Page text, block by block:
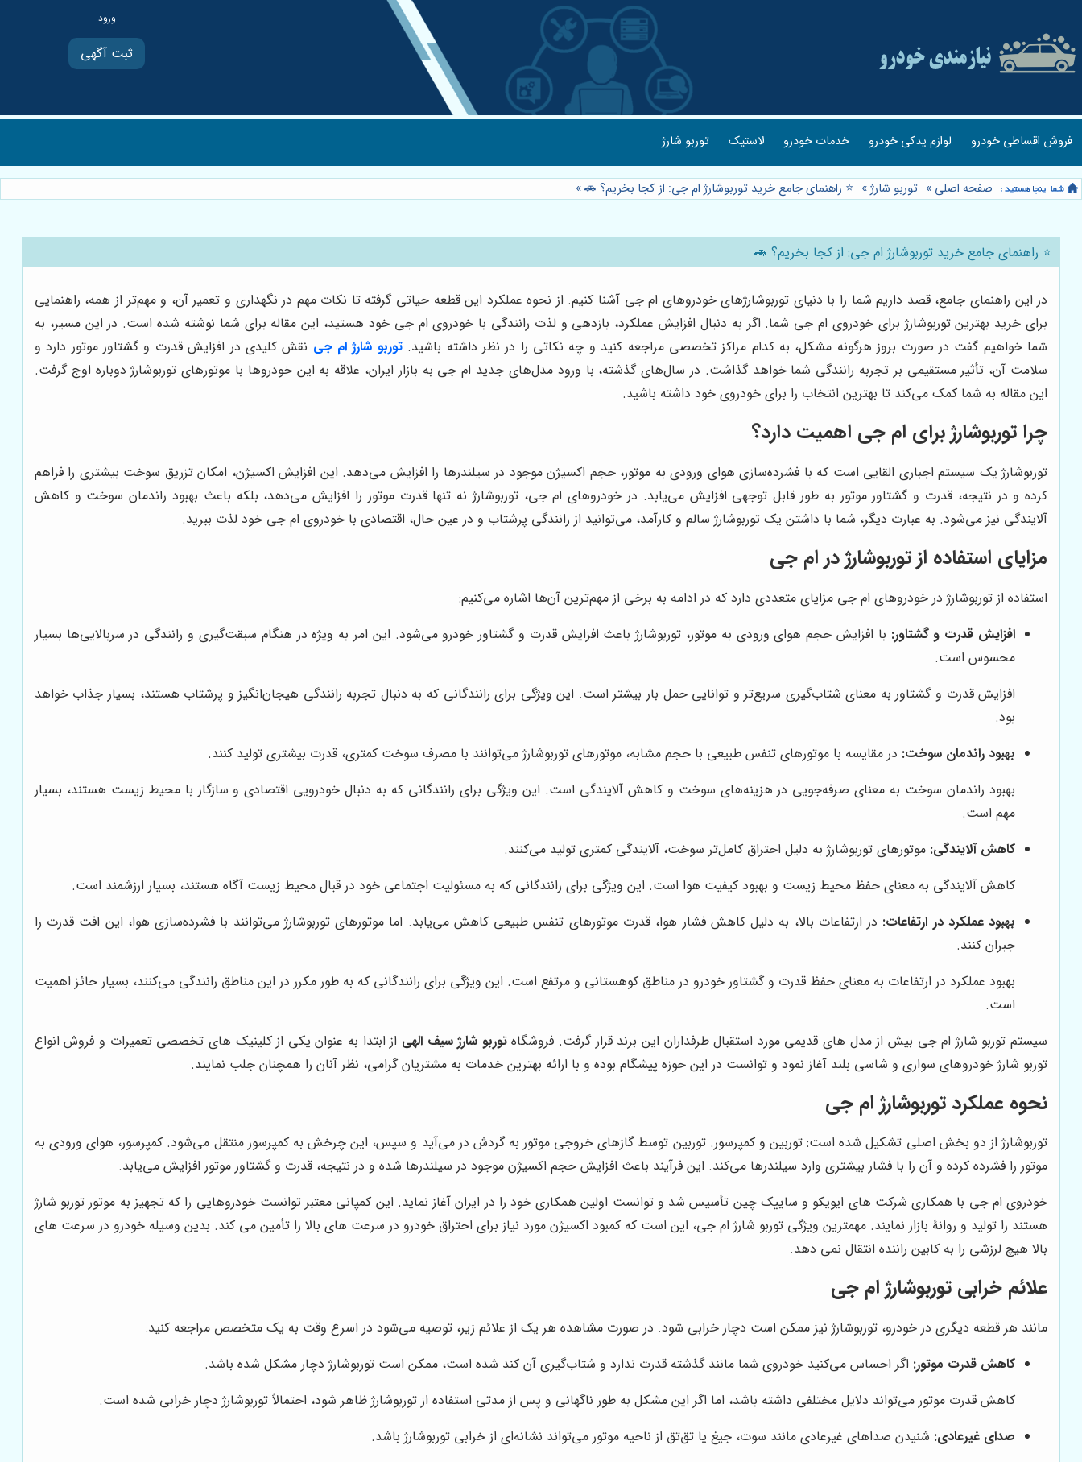
ثبت آگهی
فروش اقساطی خودرو لوازم یدکی خودرو خدمات خودرو لاستیک توربو شارژ
صفحه اصلی » توربو شارژ» ⭐️ راهنمای جامع خرید توربوشارژ ام جی: از کجا بخریم؟ 🚗»
⭐️ راهنمای جامع خرید توربوشارژ ام جی: از کجا بخریم؟ 🚗
در این راهنمای جامع، قصد داریم شما را با دنیای توربوشارژهای خودروهای ام جی آشنا کنیم. از نحوه عملکرد این قطعه حیاتی گرفته تا نکات مهم در نگهداری و تعمیر آن، و مهم‌تر از همه، راهنمایی
برای خرید بهترین توربوشارژ برای خودروی ام جی شما. اگر به دنبال افزایش عملکرد، بازدهی و لذت رانندگی با خودروی ام جی خود هستید، این مقاله برای شما نوشته شده است. در این مسیر، به
شما خواهیم گفت در صورت بروز هرگونه مشکل، به کدام مراکز تخصصی مراجعه کنید و چه نکاتی را در نظر داشته باشید.توربو شارژ ام جی نقش کلیدی در افزایش قدرت و گشتاور موتور دارد و
سلامت آن، تأثیر مستقیمی بر تجربه رانندگی شما خواهد گذاشت. در سال‌های گذشته، با ورود مدل‌های جدید ام جی به بازار ایران، علاقه به این خودروها با موتورهای توربوشارژ دوباره اوج گرفت.
این مقاله به شما کمک می‌کند تا بهترین انتخاب را برای خودروی خود داشته باشید.
چرا توربوشارژ برای ام جی اهمیت دارد؟
توربوشارژ یک سیستم اجباری القایی است که با فشرده‌سازی هوای ورودی به موتور، حجم اکسیژن موجود در سیلندرها را افزایش می‌دهد. این افزایش اکسیژن، امکان تزریق سوخت بیشتری را فراهم
کرده و در نتیجه، قدرت و گشتاور موتور به طور قابل توجهی افزایش می‌یابد. در خودروهای ام جی، توربوشارژ نه تنها قدرت موتور را افزایش می‌دهد، بلکه باعث بهبود راندمان سوخت و کاهش
آلایندگی نیز می‌شود. به عبارت دیگر، شما با داشتن یک توربوشارژ سالم و کارآمد، می‌توانید از رانندگی پرشتاب و در عین حال، اقتصادی با خودروی ام جی خود لذت ببرید.
مزایای استفاده از توربوشارژ در ام جی
استفاده از توربوشارژ در خودروهای ام جی مزایای متعددی دارد که در ادامه به برخی از مهم‌ترین آن‌ها اشاره می‌کنیم:
افزایش قدرت و گشتاور: با افزایش حجم هوای ورودی به موتور، توربوشارژ باعث افزایش قدرت و گشتاور خودرو می‌شود. این امر به ویژه در هنگام سبقت‌گیری و رانندگی در سربالایی‌ها بسیار
محسوس است.
افزایش قدرت و گشتاور به معنای شتاب‌گیری سریع‌تر و توانایی حمل بار بیشتر است. این ویژگی برای رانندگانی که به دنبال تجربه رانندگی هیجان‌انگیز و پرشتاب هستند، بسیار جذاب خواهد
بود.
بهبود راندمان سوخت: در مقایسه با موتورهای تنفس طبیعی با حجم مشابه، موتورهای توربوشارژ می‌توانند با مصرف سوخت کمتری، قدرت بیشتری تولید کنند.
بهبود راندمان سوخت به معنای صرفه‌جویی در هزینه‌های سوخت و کاهش آلایندگی است. این ویژگی برای رانندگانی که به دنبال خودرویی اقتصادی و سازگار با محیط زیست هستند، بسیار
مهم است.
کاهش آلایندگی: موتورهای توربوشارژ به دلیل احتراق کامل‌تر سوخت، آلایندگی کمتری تولید می‌کنند.
کاهش آلایندگی به معنای حفظ محیط زیست و بهبود کیفیت هوا است. این ویژگی برای رانندگانی که به مسئولیت اجتماعی خود در قبال محیط زیست آگاه هستند، بسیار ارزشمند است.
بهبود عملکرد در ارتفاعات: در ارتفاعات بالا، به دلیل کاهش فشار هوا، قدرت موتورهای تنفس طبیعی کاهش می‌یابد. اما موتورهای توربوشارژ می‌توانند با فشرده‌سازی هوا، این افت قدرت را
جبران کنند.
بهبود عملکرد در ارتفاعات به معنای حفظ قدرت و گشتاور خودرو در مناطق کوهستانی و مرتفع است. این ویژگی برای رانندگانی که به طور مکرر در این مناطق رانندگی می‌کنند، بسیار حائز اهمیت
است.
سیستم توربو شارژ ام جی بیش از مدل های قدیمی مورد استقبال طرفداران این برند قرار گرفت. فروشگاهتوربو شارژ سیف الهی از ابتدا به عنوان یکی از کلینیک های تخصصی تعمیرات و فروش انواع
توربو شارژ خودروهای سواری و شاسی بلند آغاز نمود و توانست در این حوزه پیشگام بوده و با ارائه بهترین خدمات به مشتریان گرامی، نظر آنان را همچنان جلب نمایند.
نحوه عملکرد توربوشارژ ام جی
توربوشارژ از دو بخش اصلی تشکیل شده است: توربین و کمپرسور. توربین توسط گازهای خروجی موتور به گردش در می‌آید و سپس، این چرخش به کمپرسور منتقل می‌شود. کمپرسور، هوای ورودی به
موتور را فشرده کرده و آن را با فشار بیشتری وارد سیلندرها می‌کند. این فرآیند باعث افزایش حجم اکسیژن موجود در سیلندرها شده و در نتیجه، قدرت و گشتاور موتور افزایش می‌یابد.
خودروی ام جی با همکاری شرکت های ایویکو و ساییک چین تأسیس شد و توانست اولین همکاری خود را در ایران آغاز نماید. این کمپانی معتبر توانست خودروهایی را که تجهیز به موتور توربو شارژ
هستند را تولید و روانۀ بازار نمایند. مهمترین ویژگی توربو شارژ ام جی، این است که کمبود اکسیژن مورد نیاز برای احتراق خودرو در سرعت های بالا را تأمین می کند. بدین وسیله خودرو در سرعت های
بالا هیچ لرزشی را به کابین راننده انتقال نمی دهد.
علائم خرابی توربوشارژ ام جی
مانند هر قطعه دیگری در خودرو، توربوشارژ نیز ممکن است دچار خرابی شود. در صورت مشاهده هر یک از علائم زیر، توصیه می‌شود در اسرع وقت به یک متخصص مراجعه کنید:
کاهش قدرت موتور: اگر احساس می‌کنید خودروی شما مانند گذشته قدرت ندارد و شتاب‌گیری آن کند شده است، ممکن است توربوشارژ دچار مشکل شده باشد.
کاهش قدرت موتور می‌تواند دلایل مختلفی داشته باشد، اما اگر این مشکل به طور ناگهانی و پس از مدتی استفاده از توربوشارژ ظاهر شود، احتمالاً توربوشارژ دچار خرابی شده است.
صدای غیرعادی: شنیدن صداهای غیرعادی مانند سوت، جیغ یا تق‌تق از ناحیه موتور می‌تواند نشانه‌ای از خرابی توربوشارژ باشد.